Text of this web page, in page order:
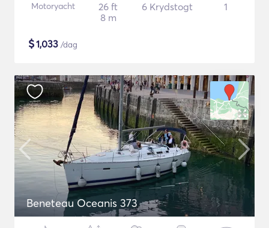
Motoryacht
26 ft
8 m
6 Krydstogt 1
$1,033 /dag
Beneteau Oceanis 373